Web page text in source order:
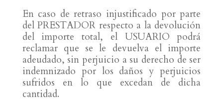
En caso de retraso injustificado por parte
del PRESTADOR respecto a la devolución
del importe total, el USUARIO podrá
reclamar que se le devuelva el importe
adeudado, sin perjuicio a su derecho de ser
indemnizado por los daños y perjuicios
sufridos en lo que excedan de dicha
cantidad.